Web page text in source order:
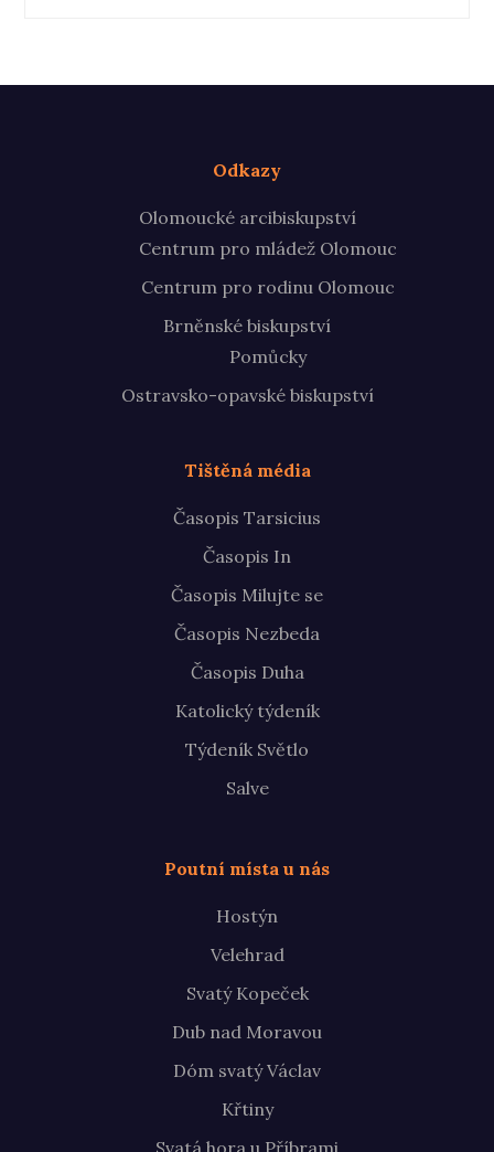
Odkazy
Olomoucké arcibiskupství
Centrum pro mládež Olomouc
Centrum pro rodinu Olomouc
Brněnské biskupství
Pomůcky
Ostravsko-opavské biskupství
Tištěná média
Časopis Tarsicius
Časopis In
Časopis Milujte se
Časopis Nezbeda
Časopis Duha
Katolický týdeník
Týdeník Světlo
Salve
Poutní místa u nás
Hostýn
Velehrad
Svatý Kopeček
Dub nad Moravou
Dóm svatý Václav
Křtiny
Svatá hora u Příbrami